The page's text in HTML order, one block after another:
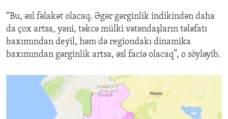
“Bu, əsl fəlakət olacaq. Əgər gərginlik indikindən daha
da çox artsa, yəni, təkcə mülki vətəndaşların tələfatı
baxımından deyil, həm də regiondakı dinamika
baxımından gərginlik artsa, əsl faciə olacaq”, o söyləyib.